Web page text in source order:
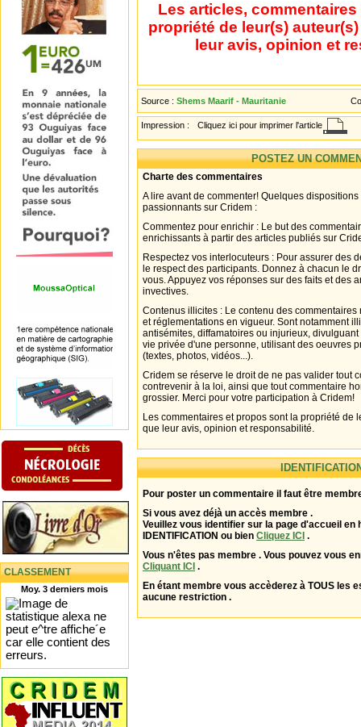
CLASSEMENT
Moy. 3 derniers mois
Les articles,
propriété de leur(s)
leur avis, opinion et
Source : Shems Maarif - Mauritanie
Impression : Cliquez ici pour imprimer l'article
POSTEZ UN
Charte des commentaires
A lire avant de commenter! Quelques
passionnants sur Cridem :
Commentez pour enrichir : Le but des
enrichissants à partir des articles publiés sur
Respectez vos interlocuteurs : Pour assurer des
le respect des participants. Donnez à chacun le
vous. Appuyez vos réponses sur des faits et des
invectives.
Contenus illicites : Le contenu des
et réglementations en vigueur. Sont notamment
antisémites, diffamatoires ou injurieux,
vie privée d'une personne, utilisant des oeuvres
(textes, photos, vidéos...).
Cridem se réserve le droit de ne pas valider tout
contrevenir à la loi, ainsi que tout commentaire
grossier. Merci pour votre participation à Cridem!
Les commentaires et propos sont la propriété de
que leur avis, opinion et responsabilité.
Pour poster un commentaire il faut être
Si vous avez déjà un accès membre .
Veuillez vous identifier sur la page d'accueil en
IDENTIFICATION ou bien Cliquez ICI .
Vous n'êtes pas membre . Vous pouvez vous
Cliquant ICI .
En étant membre vous accèderez à TOUS les
aucune restriction .